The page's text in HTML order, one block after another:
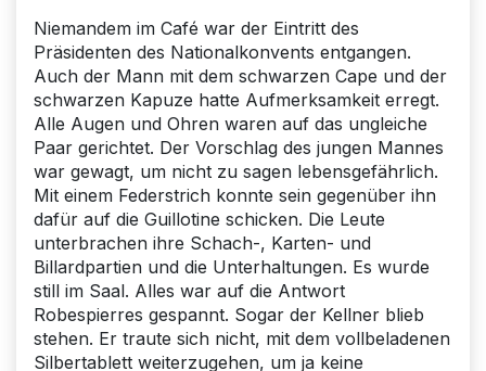
Niemandem im Café war der Eintritt des
Präsidenten des Nationalkonvents entgangen.
Auch der Mann mit dem schwarzen Cape und der
schwarzen Kapuze hatte Aufmerksamkeit erregt.
Alle Augen und Ohren waren auf das ungleiche
Paar gerichtet. Der Vorschlag des jungen Mannes
war gewagt, um nicht zu sagen lebensgefährlich.
Mit einem Federstrich konnte sein gegenüber ihn
dafür auf die Guillotine schicken. Die Leute
unterbrachen ihre Schach-, Karten- und
Billardpartien und die Unterhaltungen. Es wurde
still im Saal. Alles war auf die Antwort
Robespierres gespannt. Sogar der Kellner blieb
stehen. Er traute sich nicht, mit dem vollbeladenen
Silbertablett weiterzugehen, um ja keine